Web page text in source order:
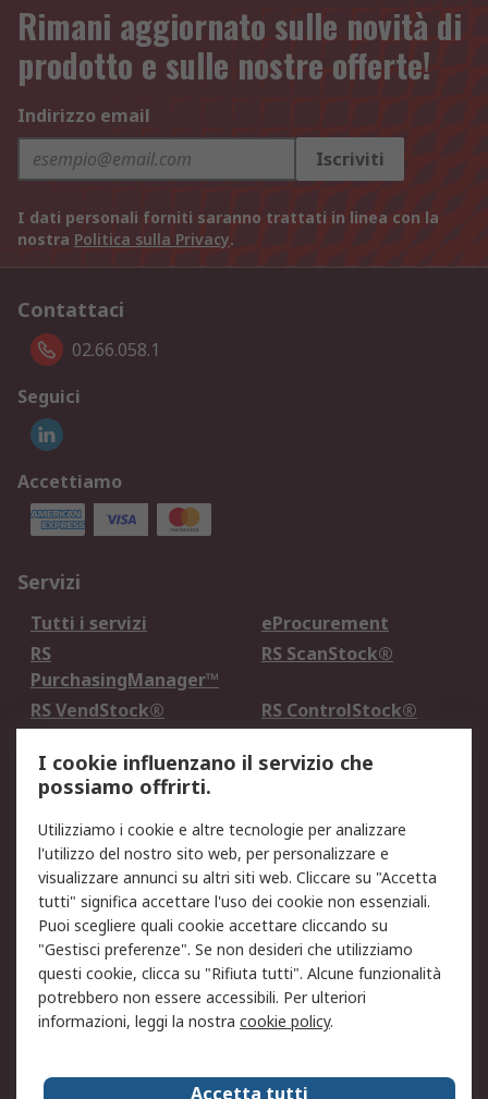
Rimani aggiornato sulle novità di
prodotto e sulle nostre offerte!
Indirizzo email
Iscriviti
I dati personali forniti saranno trattati in linea con la
nostra Politica sulla Privacy.
Contattaci
02.66.058.1
Seguici
Accettiamo
Servizi
Tutti i servizi
eProcurement
RS
PurchasingManager™
RS ScanStock®
RS VendStock®
RS ControlStock®
Legale
Informativa Cookie
Informativa Privacy -
Aggiornata
Email Security
Termini d'uso
Condizioni di vendita
Condizioni generali di
servizio
Etica e responsabilità
Chi Siamo
Chi Siamo
Contattaci
I cookie influenzano il servizio che
possiamo offrirti.
Utilizziamo i cookie e altre tecnologie per analizzare
l'utilizzo del nostro sito web, per personalizzare e
visualizzare annunci su altri siti web. Cliccare su "Accetta
tutti" significa accettare l'uso dei cookie non essenziali.
Puoi scegliere quali cookie accettare cliccando su
"Gestisci preferenze". Se non desideri che utilizziamo
questi cookie, clicca su "Rifiuta tutti". Alcune funzionalità
potrebbero non essere accessibili. Per ulteriori
informazioni, leggi la nostra cookie policy.
Accetta tutti